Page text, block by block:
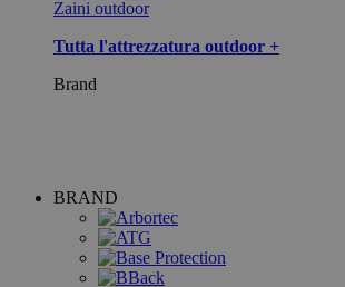
Zaini outdoor
Tutta l'attrezzatura outdoor +
Brand
BRAND